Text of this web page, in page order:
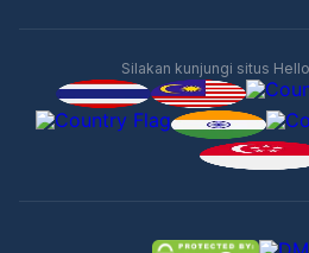
Silakan kunjungi situs